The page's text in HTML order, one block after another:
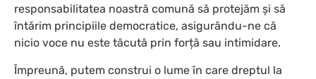
responsabilitatea noastră comună să protejăm și să
întărim principiile democratice, asigurându-ne că
nicio voce nu este tăcută prin forță sau intimidare.
Împreună, putem construi o lume în care dreptul la